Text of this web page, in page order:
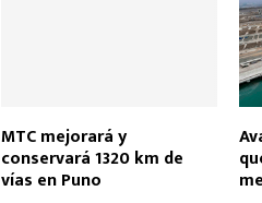
MTC mejorará y
conservará 1320 km de
vías en Puno